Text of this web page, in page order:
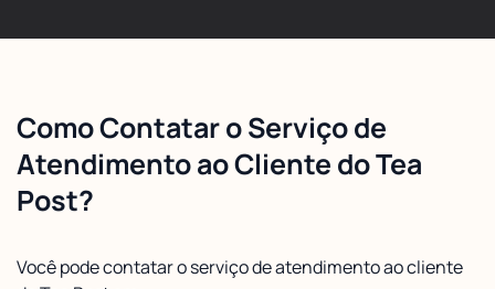
Como Contatar o Serviço de
Atendimento ao Cliente do Tea
Post?
Você pode contatar o serviço de atendimento ao cliente